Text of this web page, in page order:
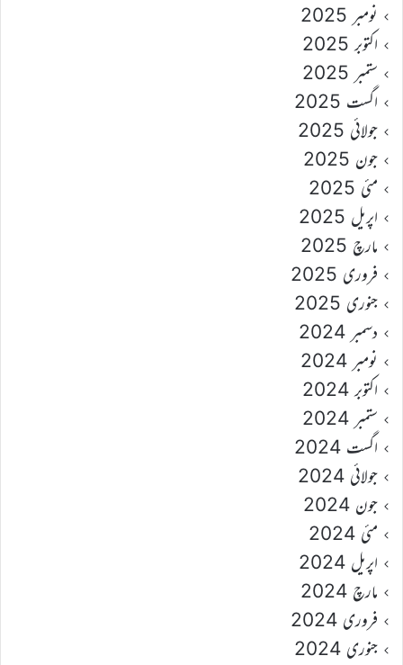
نومبر 2025
اکتوبر 2025
ستمبر 2025
اگست 2025
جولائی 2025
جون 2025
مئی 2025
اپریل 2025
مارچ 2025
فروری 2025
جنوری 2025
دسمبر 2024
نومبر 2024
اکتوبر 2024
ستمبر 2024
اگست 2024
جولائی 2024
جون 2024
مئی 2024
اپریل 2024
مارچ 2024
فروری 2024
جنوری 2024